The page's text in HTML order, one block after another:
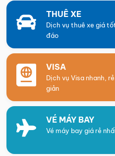
THUÊ XE
Dịch vụ thuê xe giá
đáo
VISA
Dịch vụ Visa nhanh,
giản
VÉ MÁY BAY
Vé máy bay giá rẻ